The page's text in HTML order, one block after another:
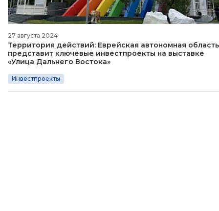
27 августа 2024
Территория действий: Еврейская автономная область
представит ключевые инвестпроекты на выставке
«Улица Дальнего Востока»
Инвестпроекты